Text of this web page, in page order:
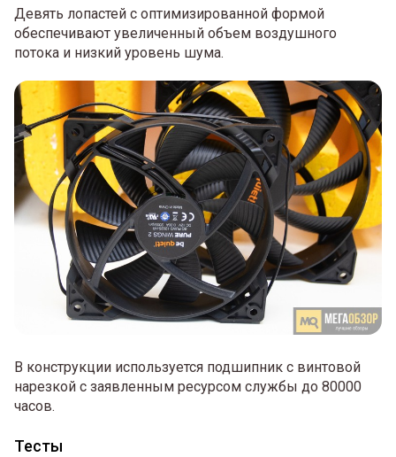
Девять лопастей с оптимизированной формой
обеспечивают увеличенный объем воздушного
потока и низкий уровень шума.
В конструкции используется подшипник с винтовой
нарезкой с заявленным ресурсом службы до 80000
часов.
Тесты